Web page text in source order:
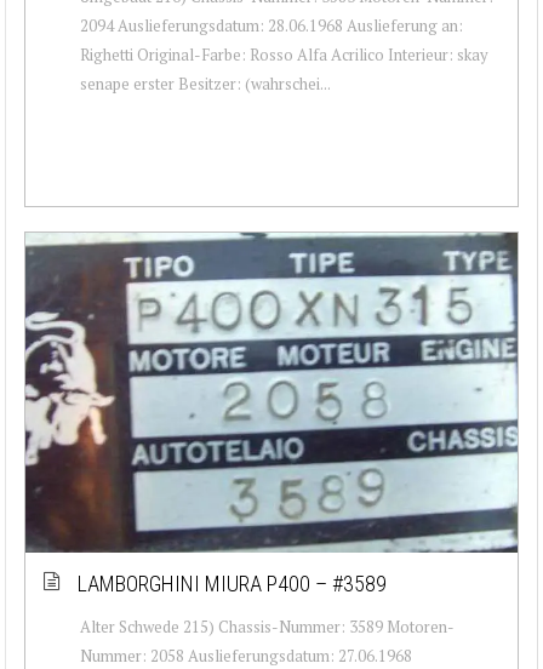
2094 Auslieferungsdatum: 28.06.1968 Auslieferung an:
Righetti Original-Farbe: Rosso Alfa Acrilico Interieur: skay
senape erster Besitzer: (wahrschei...
LAMBORGHINI MIURA P400 – #3589
Alter Schwede 215) Chassis-Nummer: 3589 Motoren-
Nummer: 2058 Auslieferungsdatum: 27.06.1968